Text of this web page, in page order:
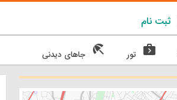
ثبت نام
next_week تور beach_access جاهای دیدنی